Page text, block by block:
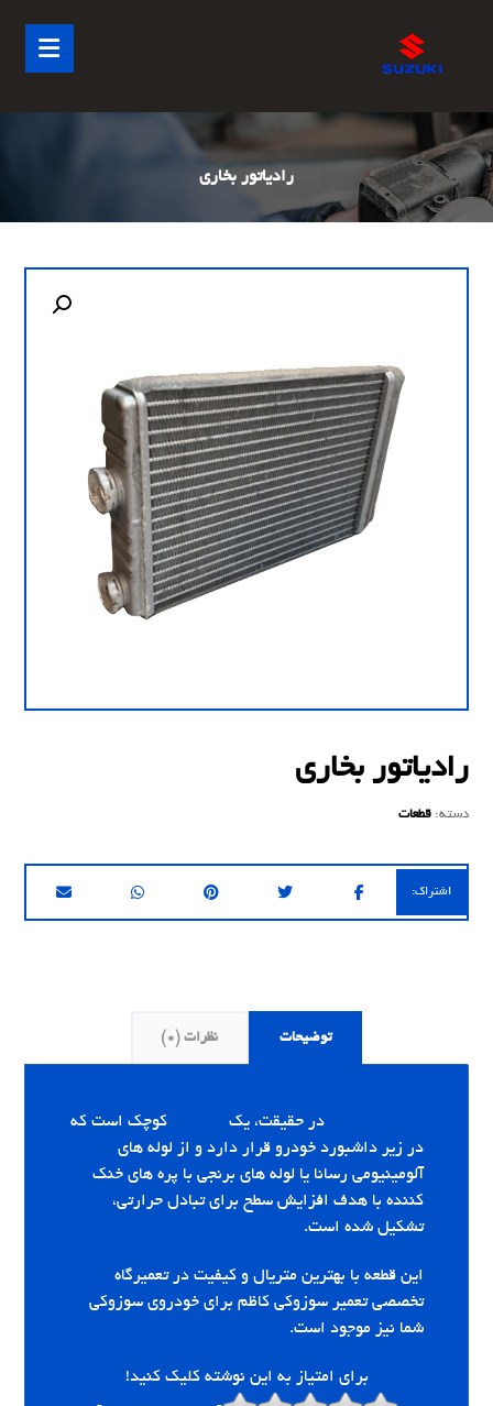
رادیاتور بخاری
رادیاتور بخاری
دسته:قطعات
توضیحات نظرات (0)
در حقیقت، یک
کوچک است که
در زیر داشبورد خودرو قرار دارد و از لوله های
آلومینیومی رسانا یا لوله های برنجی با پره های خنک
کننده با هدف افزایش سطح برای تبادل حرارتی،
تشکیل شده است.
این قطعه با بهترین متریال و کیفیت در تعمیرگاه
تخصصی تعمیر سوزوکی کاظم برای خودروی سوزوکی
شما نیز موجود است.
برای امتیاز به این نوشته کلیک کنید!